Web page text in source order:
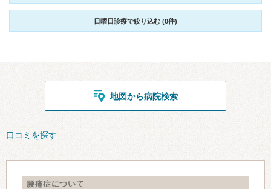
日曜日診療で絞り込む (0件)
地図から病院検索
口コミを探す
腰痛症について